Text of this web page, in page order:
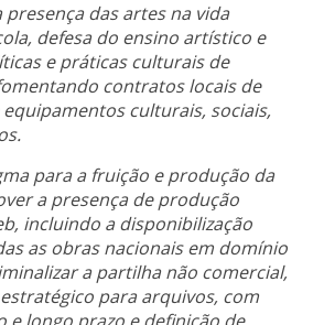
presença das artes na vida
defesa do ensino artístico e
e práticas culturais de
contratos locais de
culturais, sociais,
para a fruição e produção da
a presença de produção
incluindo a disponibilização
as obras nacionais em domínio
a partilha não comercial,
para arquivos, com